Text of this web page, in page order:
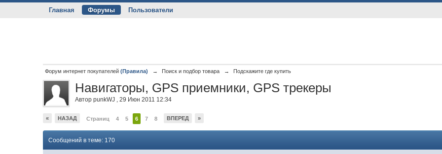
Главная Форумы Пользователи
Форум интернет покупателей (Правила) → Поиск и подбор товара → Подскажите где купить
Навигаторы, GPS приемники, GPS трекеры
АвторpunkWJ ,29 Июн 2011 12:34
« НАЗАД Страниц 4 5 6 7 8 ВПЕРЕД »
Сообщений в теме: 170